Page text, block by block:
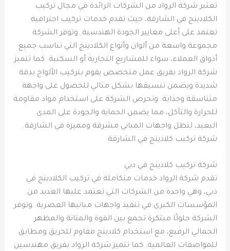
تعتبر شركة الرواد من الشركات الرائدة في مجال تركيب
الكلادينج في الشارقة، حيث تقدم خدمات تركيب احترافية
تعتمد على أعلى معايير الجودة الهندسية. وتوفر الشركة
مجموعة واسعة من ألوان وأنواع الكلادينج التي تناسب جميع
أذواق العملاء، سواء للمشاريع التجارية أو السكنية. كما تتميز
شركة الرواد بفريق عمل متخصص يقوم بتركيب الألواح بدقة
شديدة ويضمن تنسيقها بشكل مثالي للحصول على واجهة
متناسقة وجذابة. وتحرص الشركة على استخدام مواد مقاومة
للحرارة والتآكل، مما يضمن الحماية والجودة على المدى
البعيد، لتظل واجهات المباني مشرقة ومميزة في الشارقة.
شركة تركيب كلادينج في الشارقة
شركة تركيب كلادينج في دبي
تقدم شركة الرواد خدمات متكاملة في تركيب الكلادينج في
دبي، وهي واحدة من الشركات التي تعتمد عليها العديد من
المؤسسات الكبرى في تنفيذ واجهات مبانيها العصرية. وتوفر
الشركة حلولًا مبتكرة تجمع بين القوة والمتانة والمظهر
الجمالي الرفيع، مع استخدام كلادينج مقاوم للحريق ومطابق
للمواصفات العالمية. كما تتميز شركة الرواد بفريق مهندسين